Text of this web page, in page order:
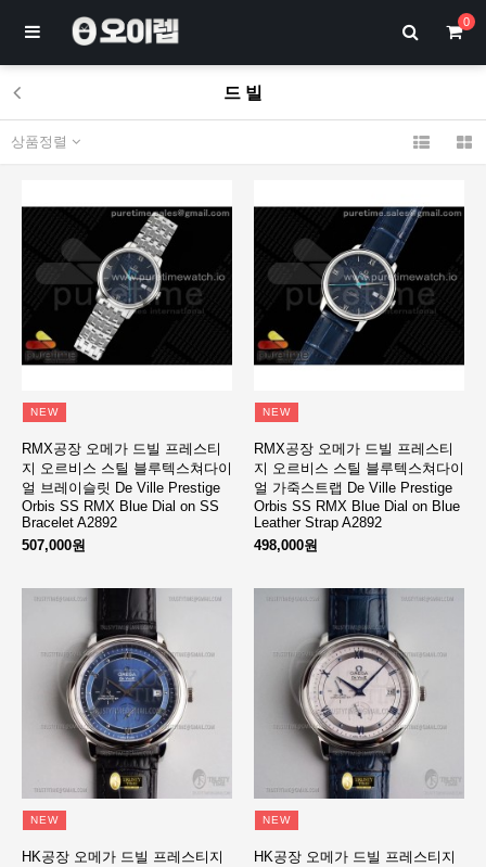
0
드 빌
상품정렬
NEW
RMX공장 오메가 드빌 프레스티
지 오르비스 스틸 블루텍스쳐다이
얼 브레이슬릿 De Ville Prestige
Orbis SS RMX Blue Dial on SS
Bracelet A2892
507,000원
NEW
RMX공장 오메가 드빌 프레스티
지 오르비스 스틸 블루텍스쳐다이
얼 가죽스트랩 De Ville Prestige
Orbis SS RMX Blue Dial on Blue
Leather Strap A2892
498,000원
NEW
HK공장 오메가 드빌 프레스티지
NEW
HK공장 오메가 드빌 프레스티지